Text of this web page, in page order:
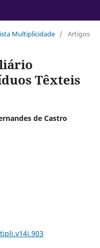
Multiplicidade / Artigos
Têxteis
de Castro